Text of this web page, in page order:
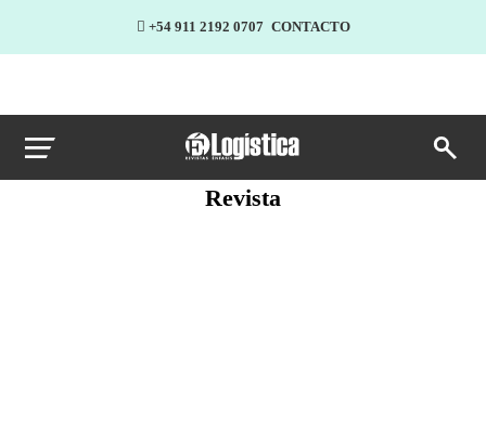
+54 911 2192 0707 CONTACTO
Revista